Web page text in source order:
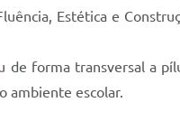
Estética e
de forma transversal a
ambiente escolar.